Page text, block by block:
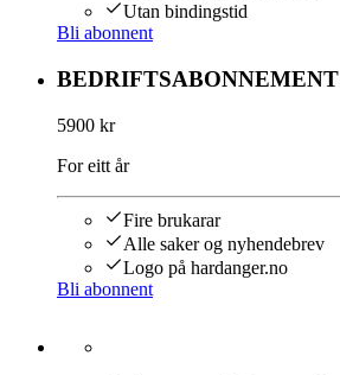
Utan bindingstid
Bli abonnent
BEDRIFTSABONNEMENT
5900 kr
For eitt år
Fire brukarar
Alle saker og nyhendebrev
Logo på hardanger.no
Bli abonnent